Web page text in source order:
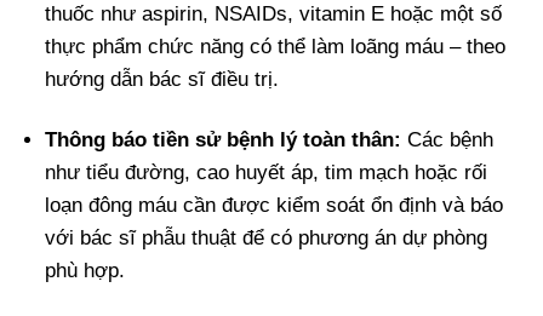
thuốc như aspirin, NSAIDs, vitamin E hoặc một số
thực phẩm chức năng có thể làm loãng máu – theo
hướng dẫn bác sĩ điều trị.
Thông báo tiền sử bệnh lý toàn thân: Các bệnh
như tiểu đường, cao huyết áp, tim mạch hoặc rối
loạn đông máu cần được kiểm soát ổn định và báo
với bác sĩ phẫu thuật để có phương án dự phòng
phù hợp.